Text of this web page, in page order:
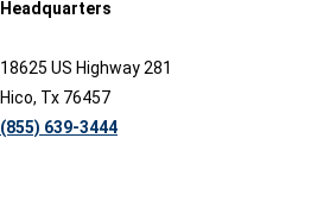
Headquarters
18625 US Highway 281
Hico, Tx 76457
(855) 639-3444